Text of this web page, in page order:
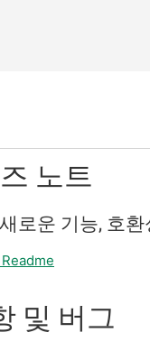
노트
로운 기능, 호
및 버그